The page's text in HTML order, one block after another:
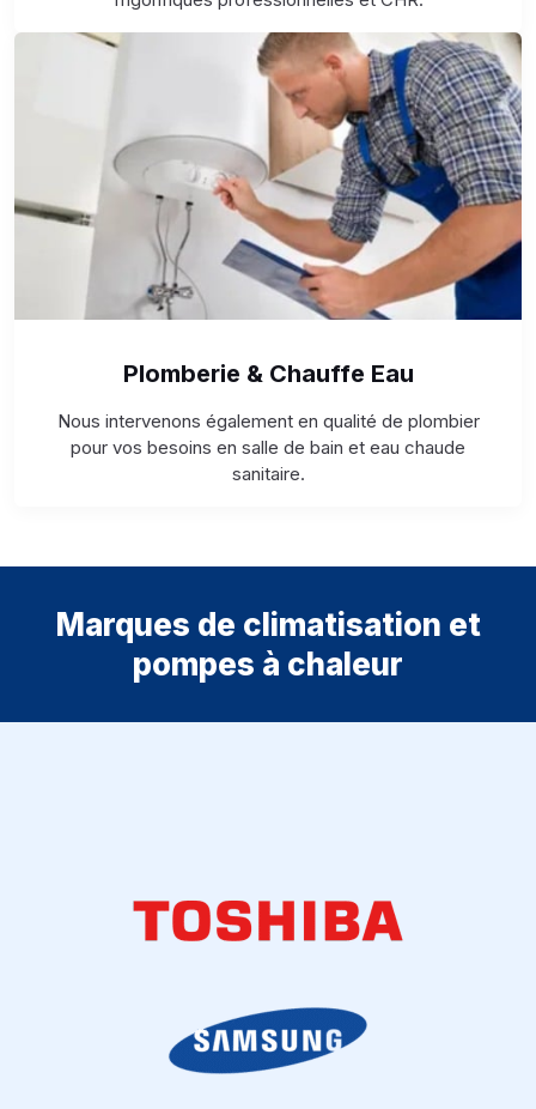
Plomberie & Chauffe Eau
Nous intervenons également en qualité de plombier
pour vos besoins en salle de bain et eau chaude
sanitaire.
Marques de climatisation et
pompes à chaleur